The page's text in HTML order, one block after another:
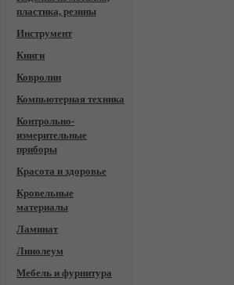
пластика, резины
Инструмент
Книги
Ковролин
Компьютерная техника
Контрольно-
измерительные
приборы
Красота и здоровье
Кровельные
материалы
Ламинат
Линолеум
Мебель и фурнитура